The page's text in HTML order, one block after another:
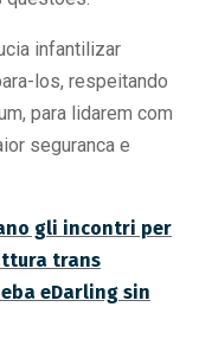
infantilizar
los, respeitando
para lidarem com
seguranca e
gli incontri per
trans
eDarling sin